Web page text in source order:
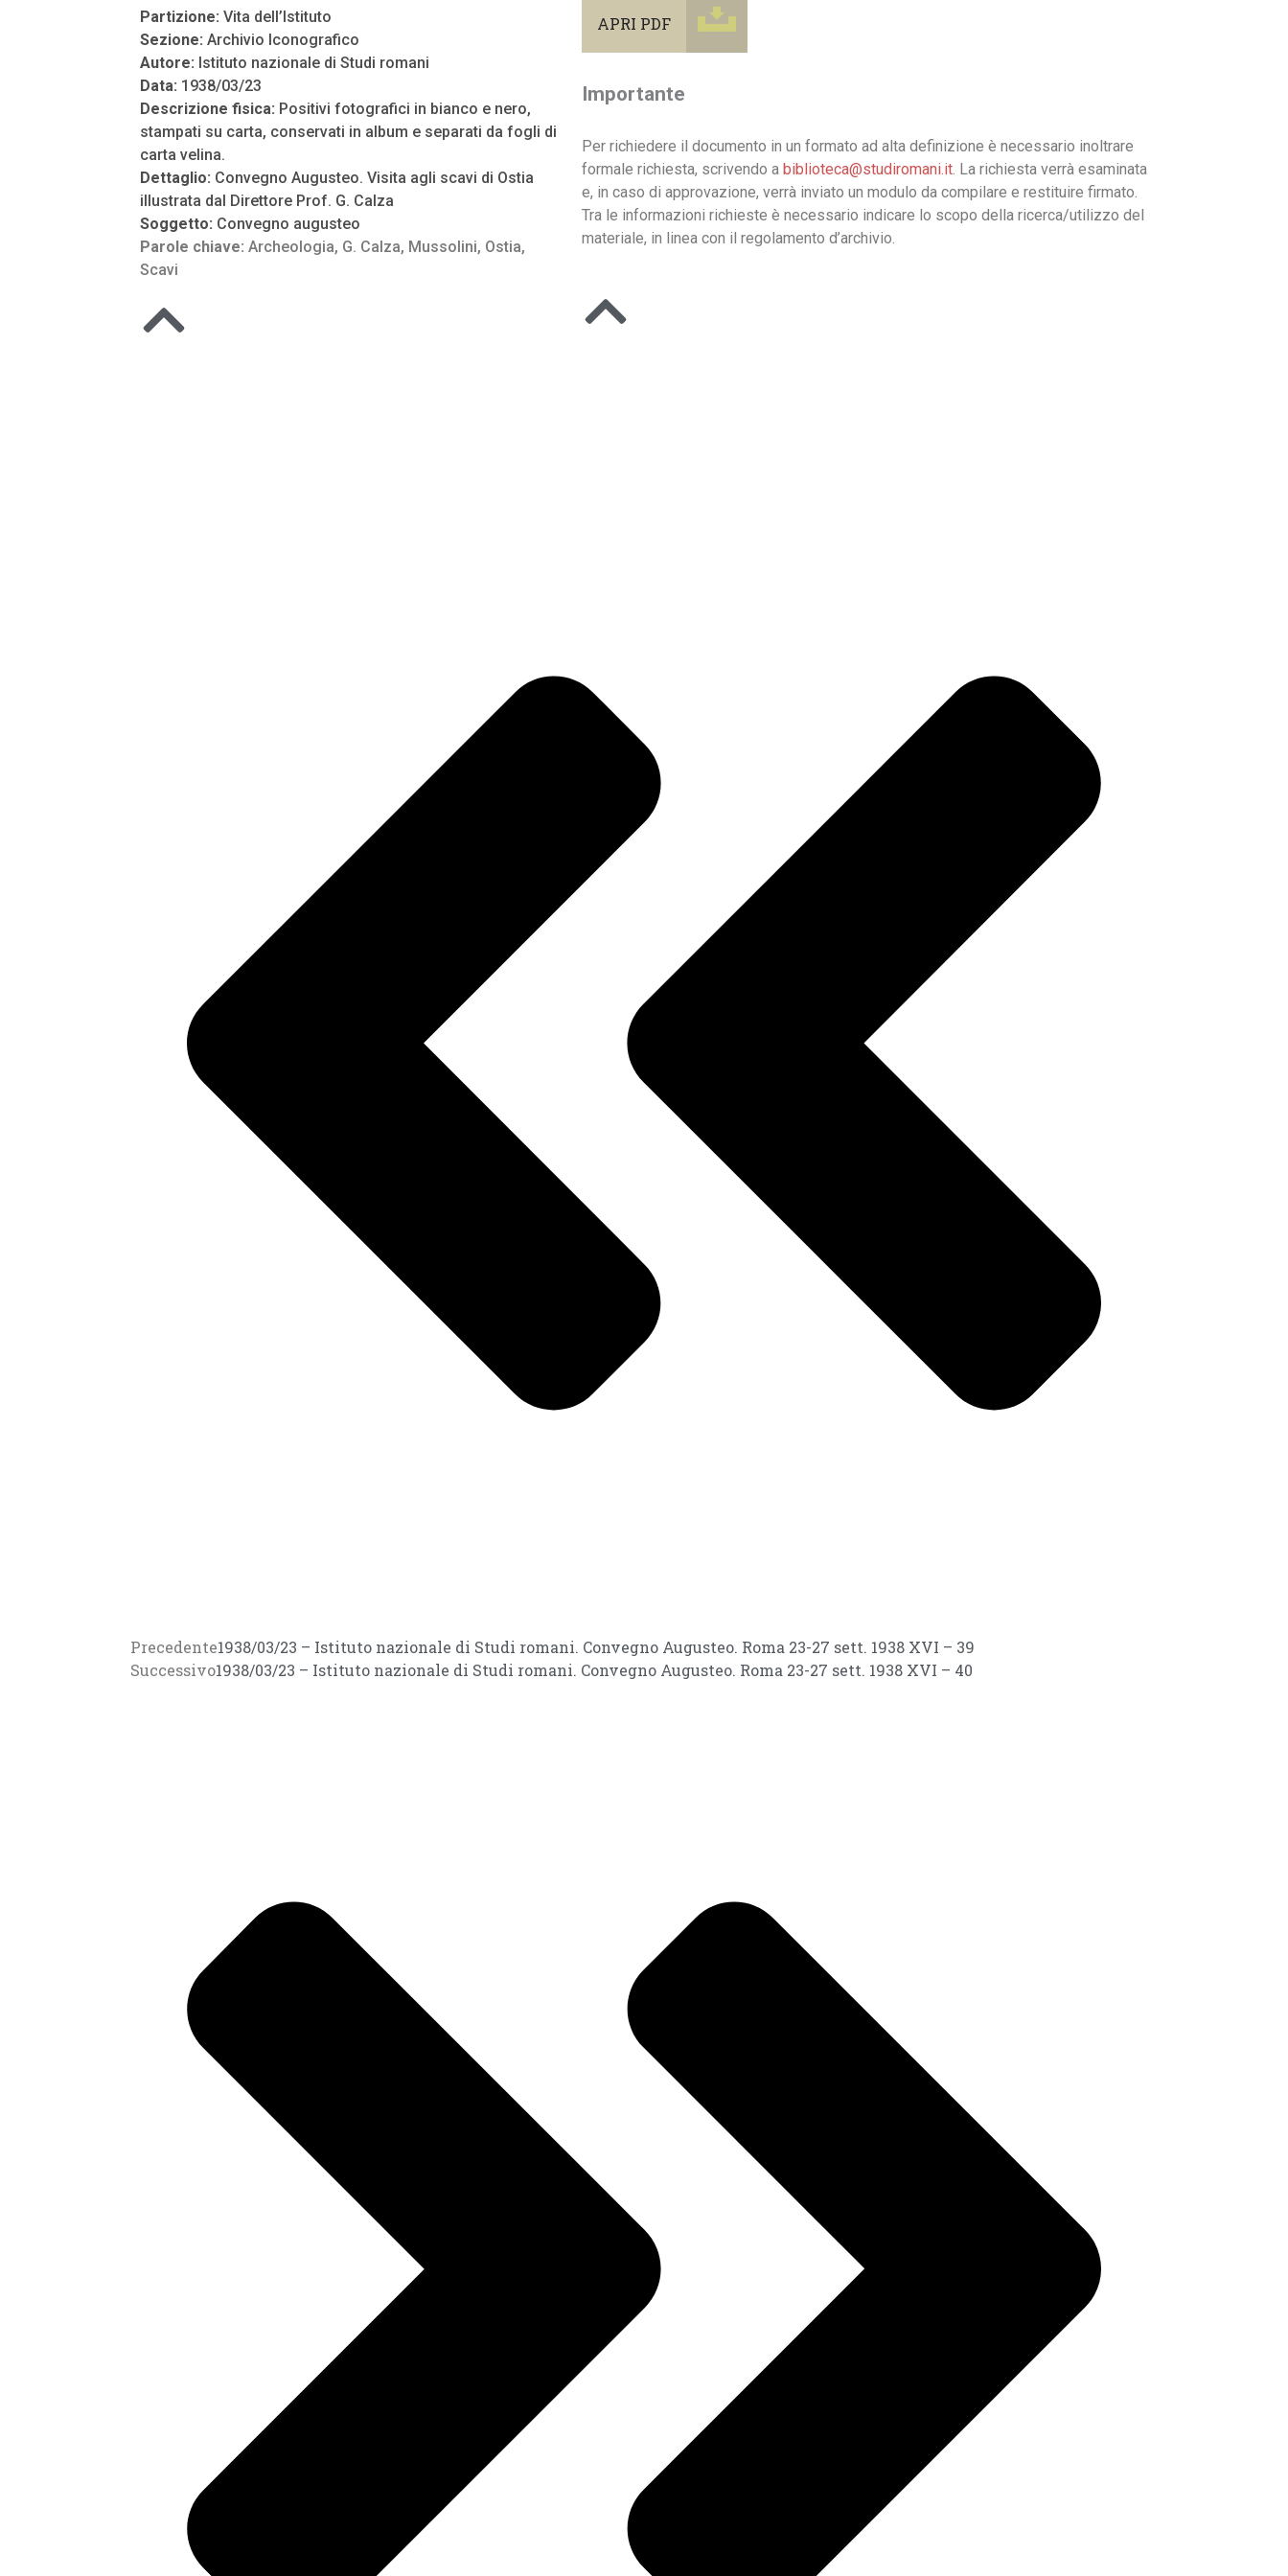
Partizione: Vita dell’Istituto
Sezione: Archivio Iconografico
Autore: Istituto nazionale di Studi romani
Data: 1938/03/23
Descrizione fisica: Positivi fotografici in bianco e nero,
stampati su carta, conservati in album e separati da fogli di
carta velina.
Dettaglio: Convegno Augusteo. Visita agli scavi di Ostia
illustrata dal Direttore Prof. G. Calza
Soggetto: Convegno augusteo
Parole chiave: Archeologia, G. Calza, Mussolini, Ostia,
Scavi
APRI PDF
Importante
Per richiedere il documento in un formato ad alta definizione è necessario inoltrare
formale richiesta, scrivendo a biblioteca@studiromani.it. La richiesta verrà esaminata
e, in caso di approvazione, verrà inviato un modulo da compilare e restituire firmato.
Tra le informazioni richieste è necessario indicare lo scopo della ricerca/utilizzo del
materiale, in linea con il regolamento d’archivio.
Precedente1938/03/23 – Istituto nazionale di Studi romani. Convegno Augusteo. Roma 23-27 sett. 1938 XVI – 39
Successivo1938/03/23 – Istituto nazionale di Studi romani. Convegno Augusteo. Roma 23-27 sett. 1938 XVI – 40